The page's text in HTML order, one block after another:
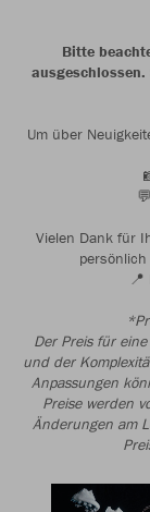
Bitte
Um über
Vielen Dank für
📍
Der Preis für
und der
Anpassungen
Preise werden
Änderungen am